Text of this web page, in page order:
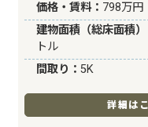
価格・賃料： 798万円
建物面積（総床面積）
トル
間取り：5K
詳細は